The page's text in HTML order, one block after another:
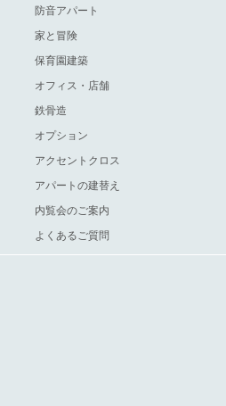
防音アパート
家と冒険
保育園建築
オフィス・店舗
鉄骨造
オプション
アクセントクロス
アパートの建替え
内覧会のご案内
よくあるご質問